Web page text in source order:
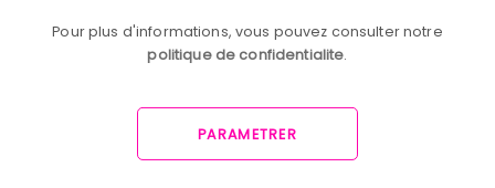
Prix du service
Pour plus d'informations, vous pouvez consulter notre
politique de confidentialite.
PARAMETRER